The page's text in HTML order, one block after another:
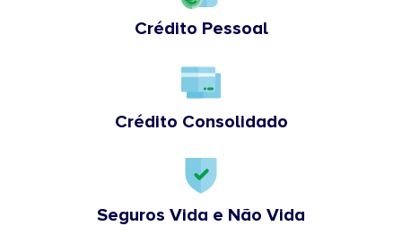
Crédito Pessoal
Crédito Consolidado
Seguros Vida e Não Vida